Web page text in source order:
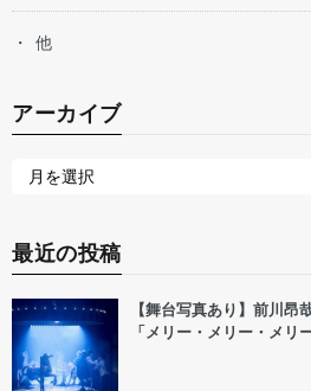
他
アーカイブ
最近の投稿
【舞台写真あり】前川
「メリー・メリー・メリ